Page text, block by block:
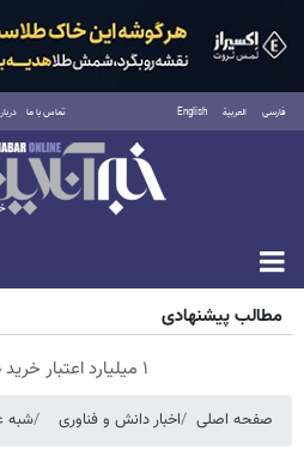
فارسی العربية English تماس با ما
جمعه ۱۶ مرداد ۱۴۰۵
مطالب پیشنهادی
۱ میلیارد اعتبار خرید طلا | بدون ضامن و چک
صفحه اصلی اخبار دانش و فناوری شبه